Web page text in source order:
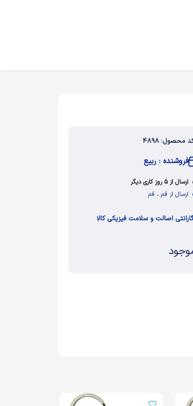
محصول: 4898
فروشنده : ربیع
ارسال از 5 روز کاری دیگر
ارسال از قم ، قم
اصالت و سلامت فیزیکی کالا